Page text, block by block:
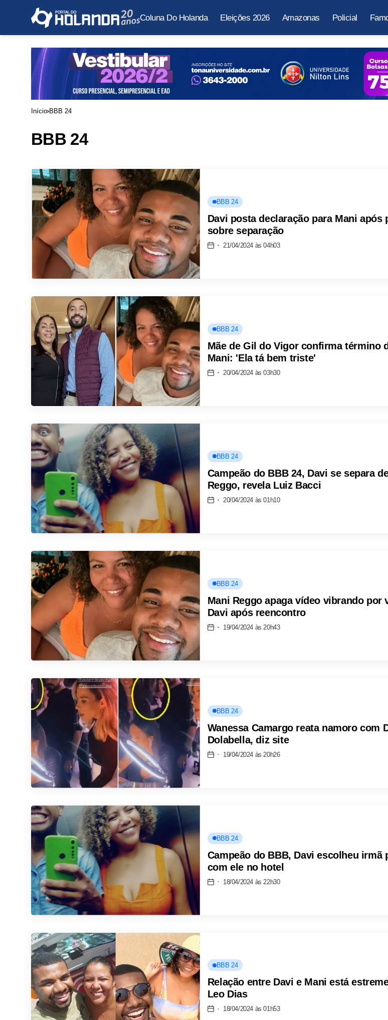
Coluna Do Holanda Eleições 2026 Amazonas Policial
Início BBB 24
BBB 24
BBB 24
Davi posta declaração para Mani após
sobre separação
21/04/2024 às 04h03
BBB 24
Mãe de Gil do Vigor confirma término
Mani: 'Ela tá bem triste'
20/04/2024 às 03h30
BBB 24
Campeão do BBB 24, Davi se separa
Reggo, revela Luiz Bacci
20/04/2024 às 01h10
BBB 24
Mani Reggo apaga vídeo vibrando por
Davi após reencontro
19/04/2024 às 20h43
BBB 24
Wanessa Camargo reata namoro com
Dolabella, diz site
19/04/2024 às 20h26
BBB 24
Campeão do BBB, Davi escolheu irmã
com ele no hotel
18/04/2024 às 22h30
BBB 24
Relação entre Davi e Mani está
Leo Dias
18/04/2024 às 01h53